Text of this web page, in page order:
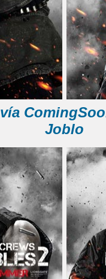
vía
Joblo